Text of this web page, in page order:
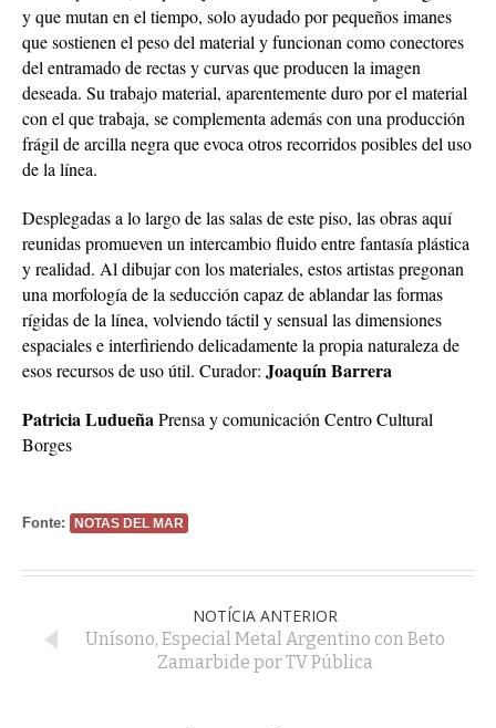
y que mutan en el tiempo, solo ayudado por pequeños imanes
que sostienen el peso del material y funcionan como conectores
del entramado de rectas y curvas que producen la imagen
deseada. Su trabajo material, aparentemente duro por el material
con el que trabaja, se complementa además con una producción
frágil de arcilla negra que evoca otros recorridos posibles del uso
de la línea.
Desplegadas a lo largo de las salas de este piso, las obras aquí
reunidas promueven un intercambio fluido entre fantasía plástica
y realidad. Al dibujar con los materiales, estos artistas pregonan
una morfología de la seducción capaz de ablandar las formas
rígidas de la línea, volviendo táctil y sensual las dimensiones
espaciales e interfiriendo delicadamente la propia naturaleza de
esos recursos de uso útil. Curador: Joaquín Barrera
Patricia LudueñaPrensa y comunicación Centro Cultural
Borges
Fonte: NOTAS DEL MAR
NOTÍCIA ANTERIOR
Unísono, Especial Metal Argentino con Beto
Zamarbide por TV Pública